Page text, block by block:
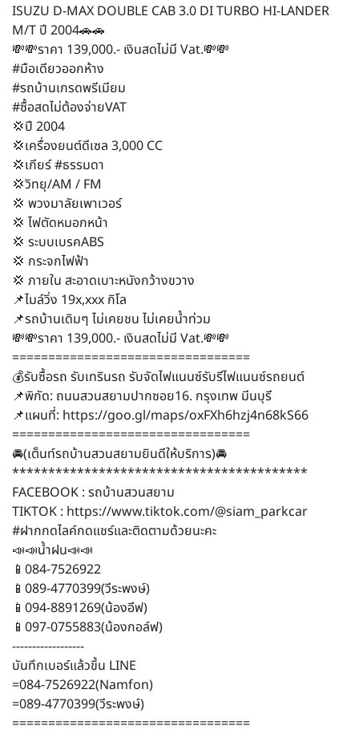
ISUZU D-MAX DOUBLE CAB 3.0 DI TURBO HI-LANDER
M/T ปี 2004🚗🚗️
💸💸ราคา 139,000.- เงินสดไม่มี Vat.💸💸
#มือเดียวออกห้าง
#รถบ้านเกรดพรีเมียม
#ซื้อสดไม่ต้องจ่ายVAT
💢ปี 2004
💢เครื่องยนต์ดีเซล 3,000 CC
💢เกียร์ #ธรรมดา
💢วิทยุ/AM / FM
💢 พวงมาลัยเพาเวอร์
💢 ไฟตัดหมอกหน้า
💢 ระบบเบรคABS
💢 กระจกไฟฟ้า
💢 ภายใน สะอาดเบาะหนังกว้างขวาง
📌ไมล์วิ่ง 19x,xxx กิโล
📌รถบ้านเดิมๆ ไม่เคยชน ไม่เคยน้ำท่วม
💸💸ราคา 139,000.- เงินสดไม่มี Vat.💸💸
=================================
💰รับซื้อรถ รับเทรินรถ รับจัดไฟแนนซ์รับรีไฟแนนซ์รถยนต์
📌พิกัด: ถนนสวนสยามปากซอย16. กรุงเทพ มีนบุรี
📌แผนที่: https://goo.gl/maps/oxFXh6hzj4n68kS66
=================================
🚘(เต็นท์รถบ้านสวนสยามยินดีให้บริการ)🚘
*****************************************
FACEBOOK : รถบ้านสวนสยาม
TIKTOK : https://www.tiktok.com/@siam_parkcar
#ฝากกดไลค์กดแชร์และติดตามด้วยนะคะ
📣📣น้ำฝน📣📣
📱084-7526922
📱089-4770399(วีระพงษ์)
📱094-8891269(น้องอีฟ)
📱097-0755883(น้องกอล์ฟ)
------------------
บันทึกเบอร์แล้วขึ้น LINE
=084-7526922(Namfon)
=089-4770399(วีระพงษ์)
=================================